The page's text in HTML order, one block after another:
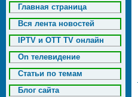
Главная страница
Вся лента новостей
IPTV и OTT TV онлайн
On телевидение
Статьи по темам
Блог сайта